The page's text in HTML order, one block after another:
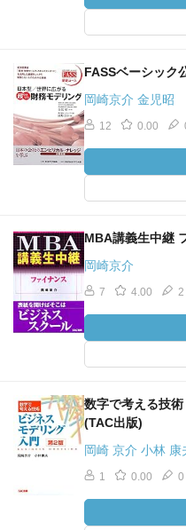
FASSベーシック
岡崎京介 金児昭
12 0.00
MBA講義生中継
岡崎京介
7 4.00 2
数字で考える技
(TAC出版)
岡崎 京介 小林 康
1 0.00 0